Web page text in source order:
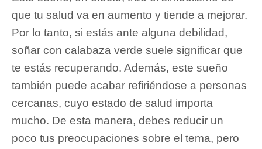
que tu salud va en aumento y tiende a mejorar.
Por lo tanto, si estás ante alguna debilidad,
soñar con calabaza verde suele significar que
te estás recuperando. Además, este sueño
también puede acabar refiriéndose a personas
cercanas, cuyo estado de salud importa
mucho. De esta manera, debes reducir un
poco tus preocupaciones sobre el tema, pero